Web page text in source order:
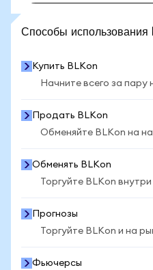
Способы
Купить BLKon
Начните всего за пару
Продать BLKon
Обменяйте BLKon на
Обменять BLKon
Торгуйте BLKon
Прогнозы
Торгуйте BLKon и на
Фьючерсы